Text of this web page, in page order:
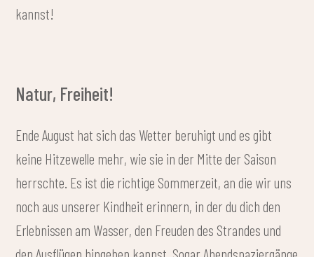
kannst!
Natur, Freiheit!
Ende August hat sich das Wetter beruhigt und es gibt
keine Hitzewelle mehr, wie sie in der Mitte der Saison
herrschte. Es ist die richtige Sommerzeit, an die wir uns
noch aus unserer Kindheit erinnern, in der du dich den
Erlebnissen am Wasser, den Freuden des Strandes und
den Ausflügen hingeben kannst. Sogar Abendspaziergänge